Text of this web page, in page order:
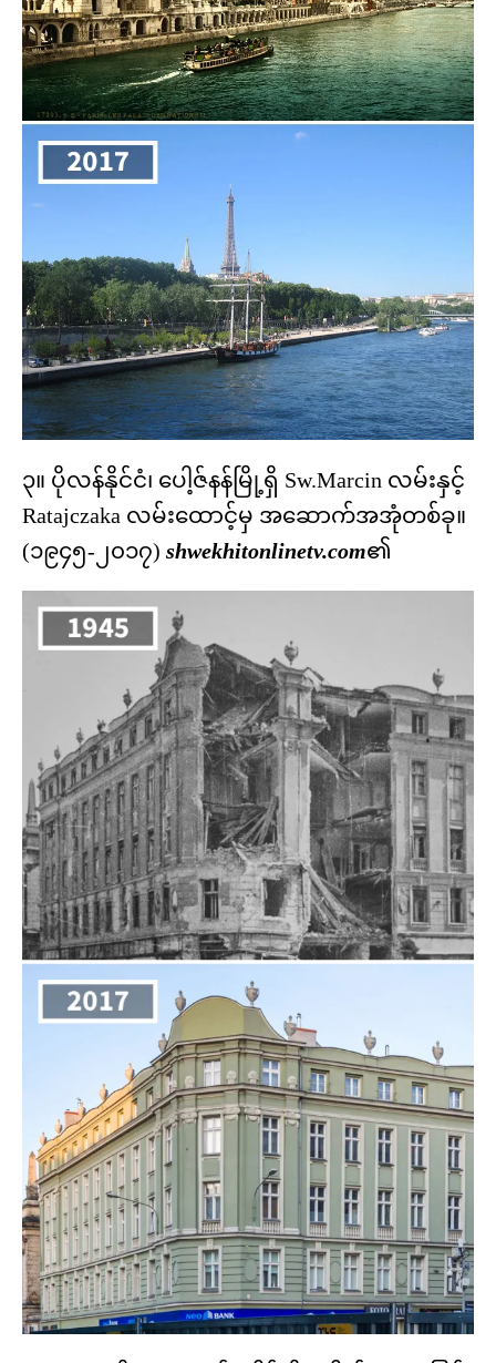
၃။ ပိုလန်နိုင်ငံ၊ ပေါ့ဇ်နန်မြို့ရှိ Sw.Marcin လမ်းနှင့်
Ratajczaka လမ်းထောင့်မှ အဆောက်အအုံတစ်ခု။
(၁၉၄၅-၂၀၁၇) shwekhitonlinetv.com၏